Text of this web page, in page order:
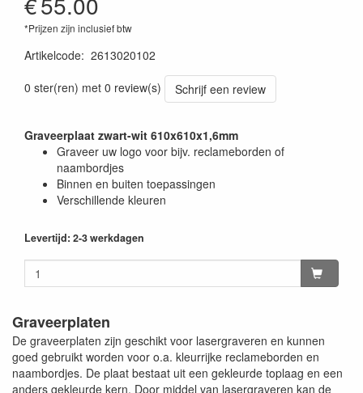
*Prijzen zijn inclusief btw
Artikelcode: 2613020102
0 ster(ren) met 0 review(s)
Schrijf een review
Graveerplaat zwart-wit 610x610x1,6mm
Graveer uw logo voor bijv. reclameborden of
naambordjes
Binnen en buiten toepassingen
Verschillende kleuren
Levertijd: 2-3 werkdagen
Graveerplaten
De graveerplaten zijn geschikt voor lasergraveren en kunnen
goed gebruikt worden voor o.a. kleurrijke reclameborden en
naambordjes. De plaat bestaat uit een gekleurde toplaag en een
anders gekleurde kern. Door middel van lasergraveren kan de